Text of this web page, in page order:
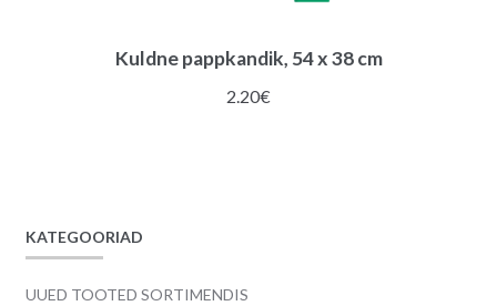
Kuldne pappkandik, 54 x 38 cm
2.20€
KATEGOORIAD
UUED TOOTED SORTIMENDIS